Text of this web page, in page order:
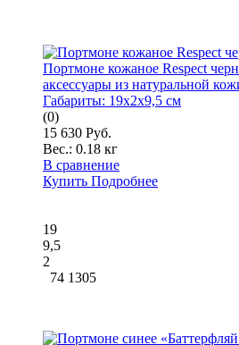
Портмоне кожаное Respect
аксессуары из натуральной
Габариты: 19x2x9,5 см
(0)
15 630 Руб.
Вес.: 0.18 кг
В сравнение
Купить Подробнее
19
9,5
2
74 1305